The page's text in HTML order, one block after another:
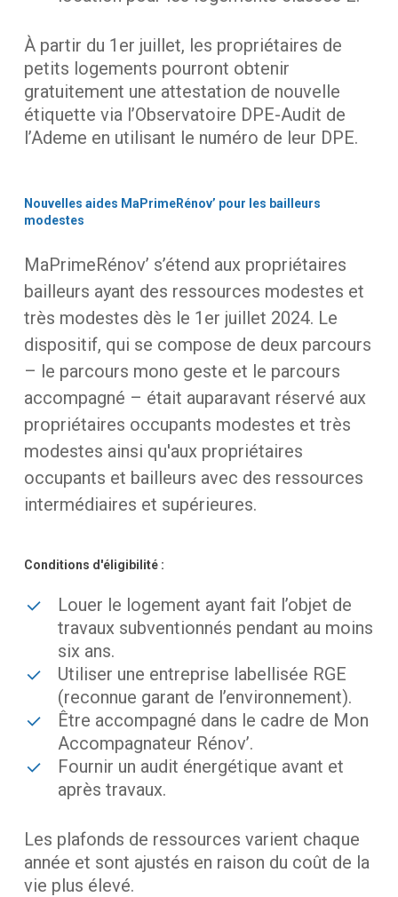
À partir du 1er juillet, les propriétaires de
petits logements pourront obtenir
gratuitement une attestation de nouvelle
étiquette via l’Observatoire DPE-Audit de
l’Ademe en utilisant le numéro de leur DPE.
Nouvelles aides MaPrimeRénov’ pour les bailleurs
modestes
MaPrimeRénov’ s’étend aux propriétaires
bailleurs ayant des ressources modestes et
très modestes dès le 1er juillet 2024. Le
dispositif, qui se compose de deux parcours
– le parcours mono geste et le parcours
accompagné – était auparavant réservé aux
propriétaires occupants modestes et très
modestes ainsi qu'aux propriétaires
occupants et bailleurs avec des ressources
intermédiaires et supérieures.
Conditions d'éligibilité :
Louer le logement ayant fait l’objet de
travaux subventionnés pendant au moins
six ans.
Utiliser une entreprise labellisée RGE
(reconnue garant de l’environnement).
Être accompagné dans le cadre de Mon
Accompagnateur Rénov’.
Fournir un audit énergétique avant et
après travaux.
Les plafonds de ressources varient chaque
année et sont ajustés en raison du coût de la
vie plus élevé.